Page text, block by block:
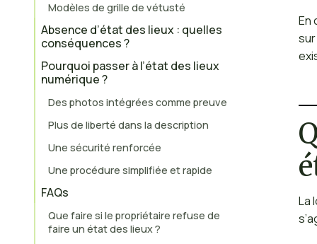
Modèles de grille de vétusté
Absence d’état des lieux : quelles
conséquences ?
Pourquoi passer à l’état des lieux
numérique ?
Des photos intégrées comme preuve
Plus de liberté dans la description
Une sécurité renforcée
Une procédure simplifiée et rapide
FAQs
Que faire si le propriétaire refuse de
faire un état des lieux ?
En
La